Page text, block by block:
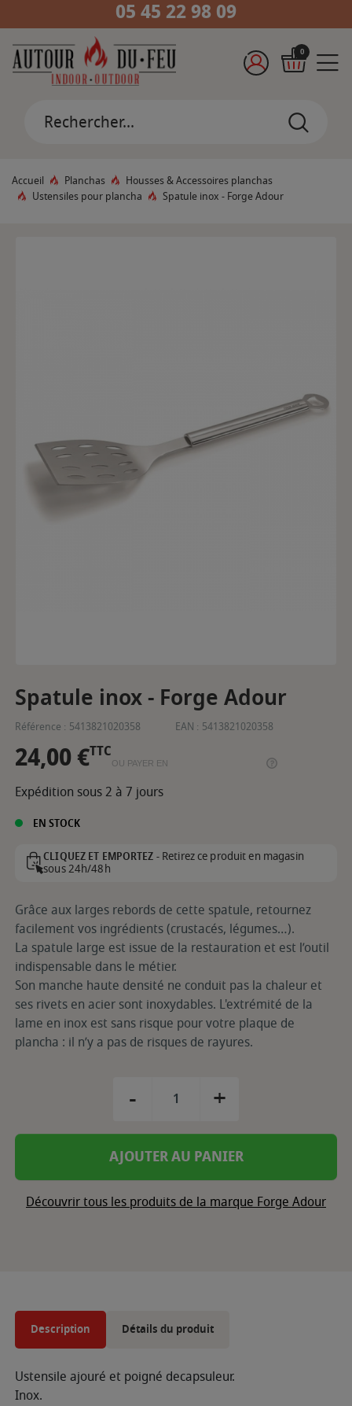
05 45 22 98 09
0
Accueil Planchas
Housses & Accessoires planchas
Ustensiles pour plancha
Spatule inox - Forge Adour
Spatule inox - Forge Adour
Référence : 5413821020358 EAN : 5413821020358
24,00 €TTC
OU PAYER EN
Expédition sous 2 à 7 jours
EN STOCK
CLIQUEZ ET EMPORTEZ -Retirez ce produit en magasin
sous 24h/48h
Grâce aux larges rebords de cette spatule, retournez
facilement vos ingrédients (crustacés, légumes…).
La spatule large est issue de la restauration et est l’outil
indispensable dans le métier.
Son manche haute densité ne conduit pas la chaleur et
ses rivets en acier sont inoxydables. L'extrémité de la
lame en inox est sans risque pour votre plaque de
plancha : il n’y a pas de risques de rayures.
- +
AJOUTER AU PANIER
Découvrir tous les produits de la marque Forge Adour
Description Détails du produit
Ustensile ajouré et poigné decapsuleur.
Inox.